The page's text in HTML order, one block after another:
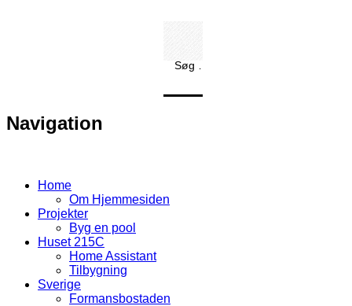
Navigation
Home
Om Hjemmesiden
Projekter
Byg en pool
Huset 215C
Home Assistant
Tilbygning
Sverige
Formansbostaden